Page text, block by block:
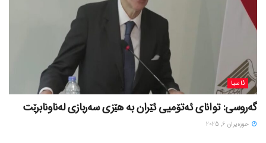
ئاسیا
گەروسی: توانای ئەتۆمیی ئێران بە هێزی سەربازی لەناونابرێت
حوزه‌یران 6, 2025